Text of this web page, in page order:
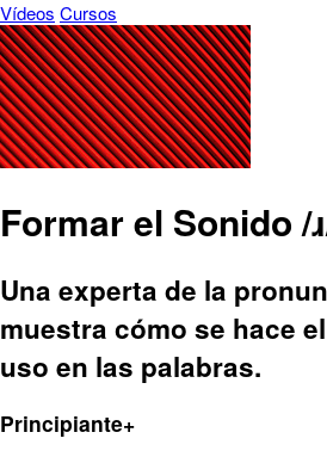
Vídeos Cursos
Formar el Sonido /
Una experta de la
muestra cómo se hace
uso en las palabras.
Principiante+